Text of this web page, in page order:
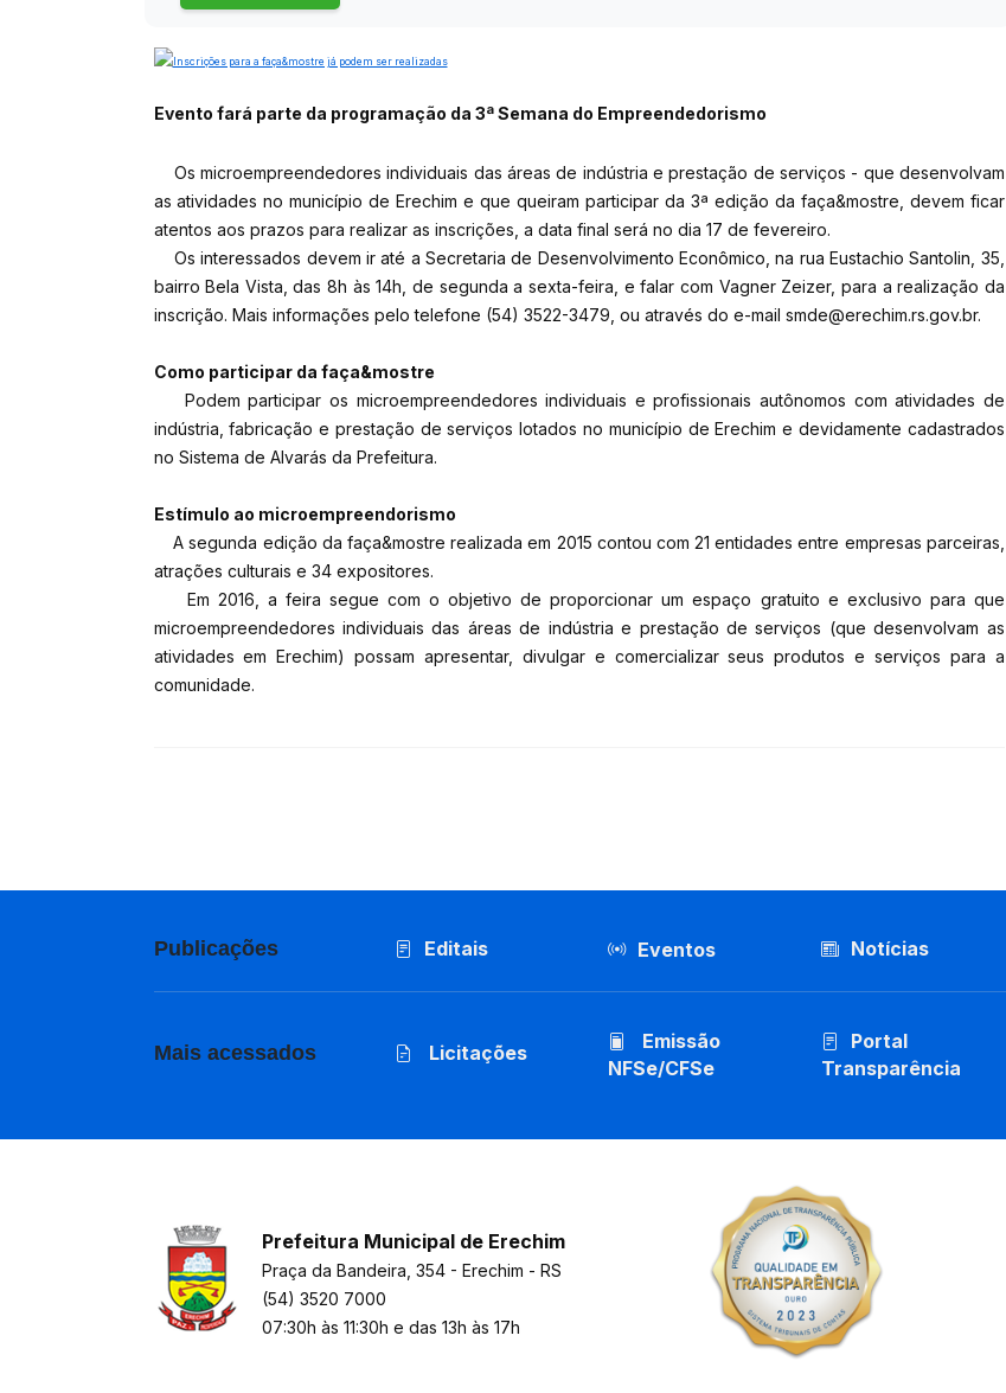
Evento fará parte da programação da 3ª Semana do Empreendedorismo
Os microempreendedores individuais das áreas de indústria e prestação de serviços - que desenvolvam
as atividades no município de Erechim e que queiram participar da 3ª edição da faça&mostre, devem ficar
atentos aos prazos para realizar as inscrições, a data final será no dia 17 de fevereiro.
Os interessados devem ir até a Secretaria de Desenvolvimento Econômico, na rua Eustachio Santolin, 35,
bairro Bela Vista, das 8h às 14h, de segunda a sexta-feira, e falar com Vagner Zeizer, para a realização da
inscrição. Mais informações pelo telefone (54) 3522-3479, ou através do e-mail smde@erechim.rs.gov.br.
Como participar da faça&mostre
Podem participar os microempreendedores individuais e profissionais autônomos com atividades de
indústria, fabricação e prestação de serviços lotados no município de Erechim e devidamente cadastrados
no Sistema de Alvarás da Prefeitura.
Estímulo ao microempreendorismo
A segunda edição da faça&mostre realizada em 2015 contou com 21 entidades entre empresas parceiras,
atrações culturais e 34 expositores.
Em 2016, a feira segue com o objetivo de proporcionar um espaço gratuito e exclusivo para que
microempreendedores individuais das áreas de indústria e prestação de serviços (que desenvolvam as
atividades em Erechim) possam apresentar, divulgar e comercializar seus produtos e serviços para a
comunidade.
Publicações Editais Eventos Notícias
Mais acessados Licitações
Emissão
NFSe/CFSe
Portal
Transparência
Prefeitura Municipal de Erechim
Praça da Bandeira, 354 - Erechim - RS
(54) 3520 7000
07:30h às 11:30h e das 13h às 17h